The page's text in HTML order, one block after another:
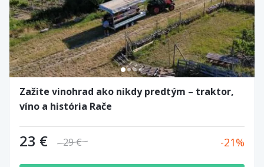
Zažite vinohrad ako nikdy predtým – traktor,
víno a história Rače
23 € 29 € 21